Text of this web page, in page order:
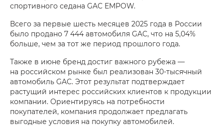
спортивного седана GAC EMPOW.
Всего за первые шесть месяцев 2025 года в России
было продано 7 444 автомобиля GAC, что на 5,04%
больше, чем за тот же период прошлого года.
Также в июне бренд достиг важного рубежа —
на российском рынке был реализован 30-тысячный
автомобиль GAC. Этот результат подтверждает
растущий интерес российских клиентов к продукции
компании. Ориентируясь на потребности
покупателей, компания продолжает предлагать
выгодные условия на покупку автомобилей.